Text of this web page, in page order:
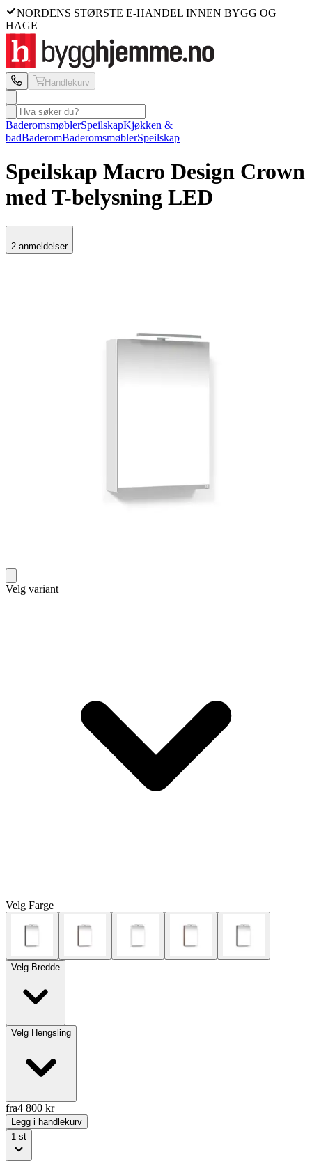
NORDENS STØRSTE E-HANDEL INNEN BYGG OG
HAGE
Handlekurv
BaderomsmøblerSpeilskapKjøkken &
badBaderomBaderomsmøblerSpeilskap
Speilskap Macro Design Crown
med T-belysning LED
2 anmeldelser
Velg variant
Velg Farge
Velg Bredde
Velg Hengsling
fra4 800 kr
Legg i handlekurv
1 st